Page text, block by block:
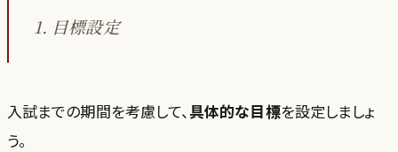
1. 目標設定
入試までの期間を考慮して、 具体的な目標を設定しましょ
う。